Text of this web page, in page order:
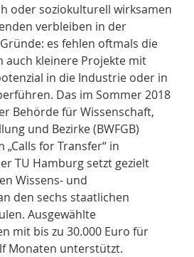
oder soziokulturell wirksamen
verbleiben in der
es fehlen oftmals die
auch kleinere Projekte mit
in die Industrie oder in
Das im Sommer 2018
Behörde für Wissenschaft,
und Bezirke (BWFGB)
for Transfer“ in
TU Hamburg setzt gezielt
Wissens- und
den sechs staatlichen
Ausgewählte
mit bis zu 30.000 Euro für
Monaten unterstützt.